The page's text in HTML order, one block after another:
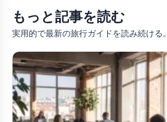
もっと記事を読む
実用的で最新の旅行ガイドを読み続ける。